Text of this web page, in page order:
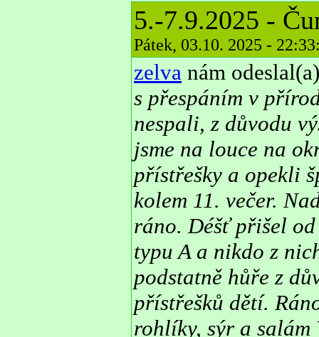
5.-7.9.2025 -
Pátek, 03.10. 2025 -
zelva nám
s přespáním v
nespali, z důvodu
jsme na louce na
přístřešky a opekli
kolem 11. večer.
ráno. Déšť přišel
typu A a nikdo z
podstatně hůře z
přístřešků dětí.
rohlíky, sýr a salám